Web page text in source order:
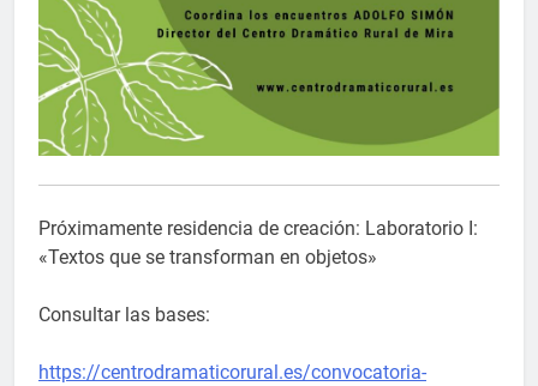
Próximamente residencia de creación: Laboratorio I:
«Textos que se transforman en objetos»
Consultar las bases:
https://centrodramaticorural.es/convocatoria-